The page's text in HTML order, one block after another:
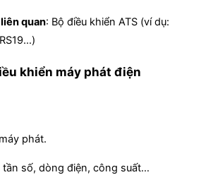
quan: Bộ điều khiển ATS (ví dụ:
khiển máy phát điện
phát.
tần số, dòng điện, công suất…